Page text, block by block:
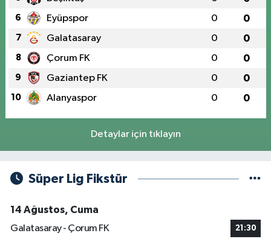
6 Eyüpspor 0 0
7 Galatasaray 0 0
8 Çorum FK 0 0
9 Gaziantep FK 0 0
10 Alanyaspor 0 0
Detaylar için tıklayın
Süper Lig Fikstür
14 Ağustos, Cuma
Galatasaray - Çorum FK
21:30